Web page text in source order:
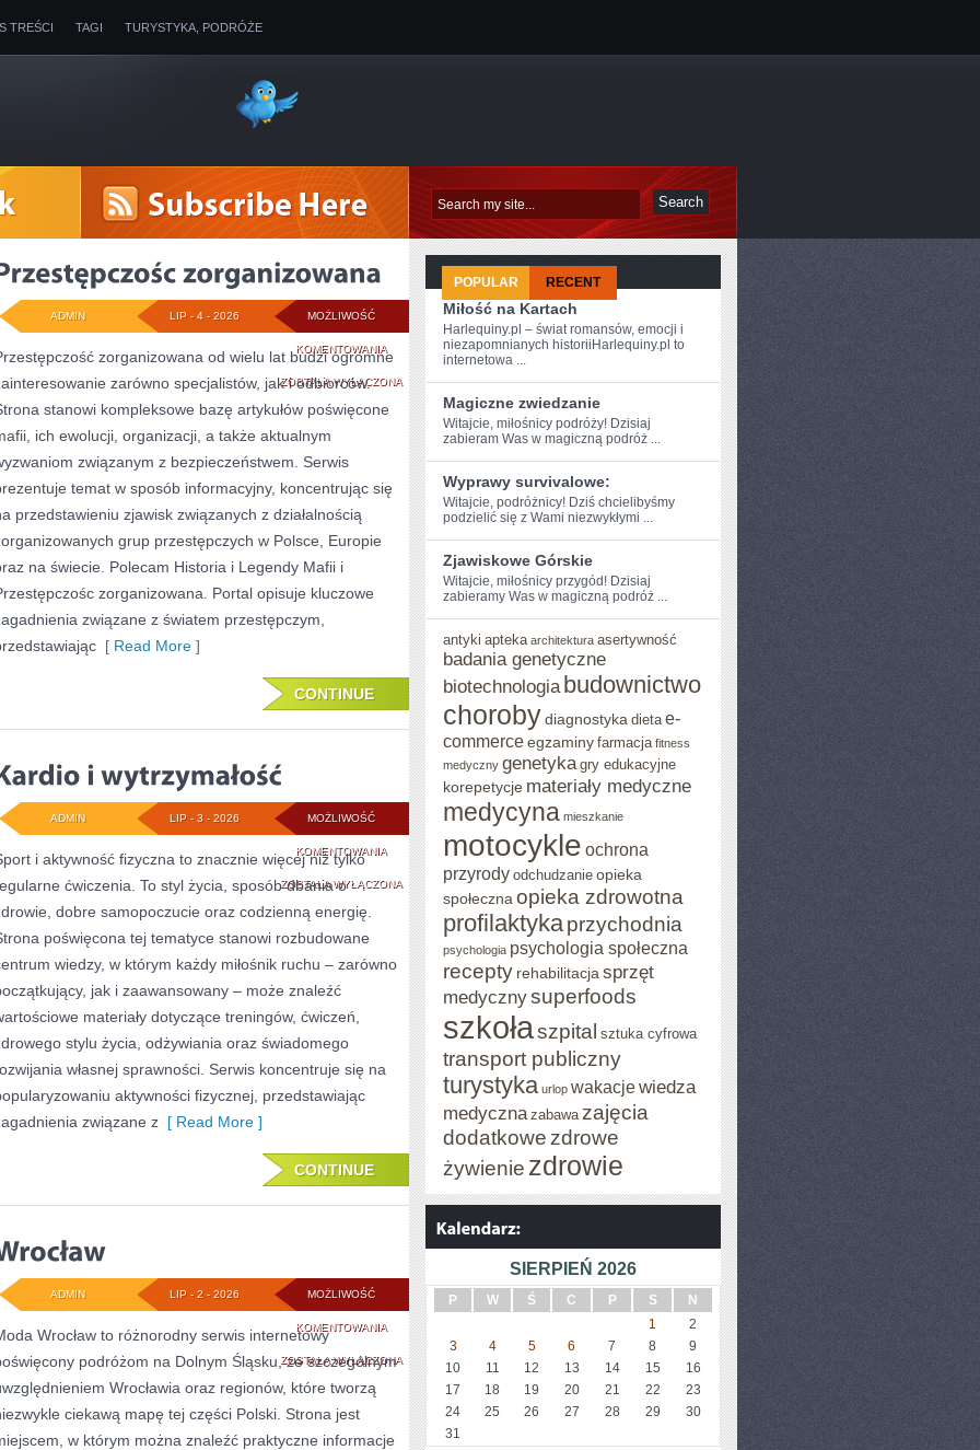
TREŚCI TAGI TURYSTYKA, PODRÓŻE
MOŻLIWOŚĆ
KOMENTOWANIAPRZESTĘPCZOŚC
ZORGANIZOWANA
ZOSTAŁA WYŁĄCZONA
LIP - 4 - 2026
ADMIN
zorganizowana od wielu lat budzi ogromne
zarówno specjalistów, jak i odbiorców.
stanowi kompleksowe bazę artykułów poświęcone
ich ewolucji, organizacji, a także aktualnym
związanym z bezpieczeństwem. Serwis
temat w sposób informacyjny, koncentrując się
przedstawieniu zjawisk związanych z działalnością
grup przestępczych w Polsce, Europie
na świecie. Polecam Historia i Legendy Mafii i
zorganizowana. Portal opisuje kluczowe
związane z światem przestępczym,
[ Read More ]
CONTINUE
MOŻLIWOŚĆ
KOMENTOWANIAKARDIO
I
WYTRZYMAŁOŚĆ
ZOSTAŁA WYŁĄCZONA
LIP - 3 - 2026
ADMIN
i aktywność fizyczna to znacznie więcej niż tylko
ćwiczenia. To styl życia, sposób dbania o
dobre samopoczucie oraz codzienną energię.
poświęcona tej tematyce stanowi rozbudowane
wiedzy, w którym każdy miłośnik ruchu – zarówno
jak i zaawansowany – może znaleźć
materiały dotyczące treningów, ćwiczeń,
stylu życia, odżywiania oraz świadomego
własnej sprawności. Serwis koncentruje się na
aktywności fizycznej, przedstawiając
związane z [ Read More ]
CONTINUE
MOŻLIWOŚĆ
KOMENTOWANIAWROCŁAW
ZOSTAŁA WYŁĄCZONA
LIP - 2 - 2026
ADMIN
Wrocław to różnorodny serwis internetowy
podróżom na Dolnym Śląsku, ze szczególnym
Wrocławia oraz regionów, które tworzą
ciekawą mapę tej części Polski. Strona jest
w którym można znaleźć praktyczne informacje
POPULAR RECENT
Miłość na Kartach
Harlequiny.pl – świat romansów, emocji i
niezapomnianych historiiHarlequiny.pl to
internetowa ...
Magiczne zwiedzanie
Witajcie, miłośnicy podróży! ⁤Dzisiaj
‌zabieram Was w ⁤magiczną podróż ...
Wyprawy survivalowe:
Witajcie, podróżnicy! Dziś chcielibyśmy
podzielić⁤ się z Wami niezwykłymi ...
Zjawiskowe Górskie
Witajcie, miłośnicy przygód! Dzisiaj
zabieramy Was w magiczną podróż ...
antyki apteka architektura asertywność
badania genetyczne
biotechnologia budownictwo
chorobydiagnostyka dieta e-
commerceegzaminy farmacja fitness
medyczny genetyka gry edukacyjne
korepetycje materiały medyczne
medycyna mieszkanie
motocykle ochrona
przyrody odchudzanie opieka
społeczna opieka zdrowotna
profilaktykaprzychodnia
psychologia psychologia społeczna
recepty rehabilitacja sprzęt
medycznysuperfoods
szkołaszpital sztuka cyfrowa
transport publiczny
turystyka urlop wakacjewiedza
medyczna zabawa zajęcia
dodatkowe zdrowe
żywienie zdrowie
SIERPIEŃ 2026
P W Ś C P S
N
1
2
3
4 5 6 7 8
9
10
11 12 13 14 15
16
17
18 19 20 21 22
23
24
25 26 27 28 29
30
31